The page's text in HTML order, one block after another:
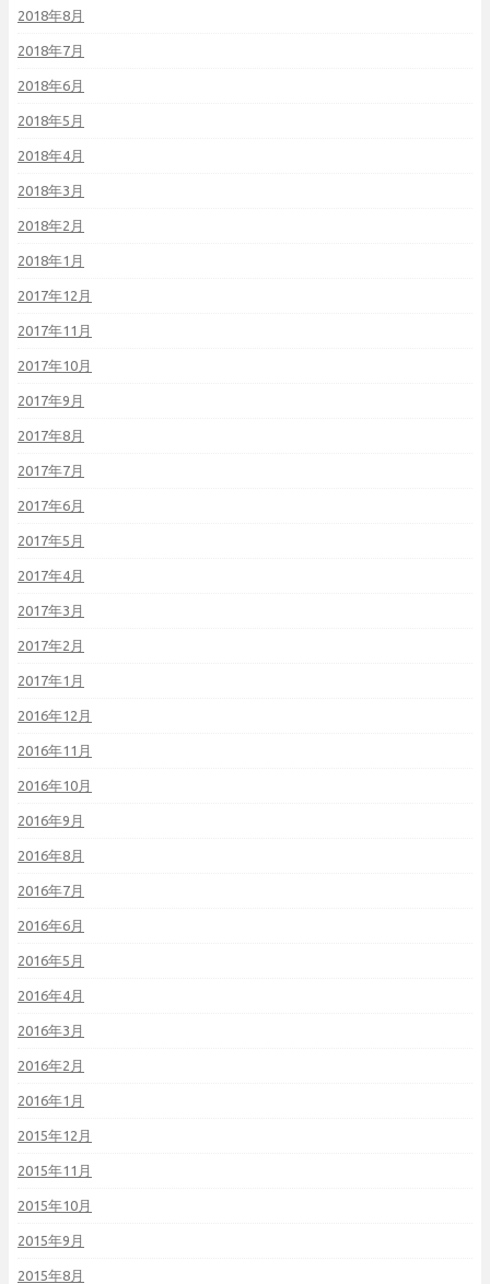
2018年8月
2018年7月
2018年6月
2018年5月
2018年4月
2018年3月
2018年2月
2018年1月
2017年12月
2017年11月
2017年10月
2017年9月
2017年8月
2017年7月
2017年6月
2017年5月
2017年4月
2017年3月
2017年2月
2017年1月
2016年12月
2016年11月
2016年10月
2016年9月
2016年8月
2016年7月
2016年6月
2016年5月
2016年4月
2016年3月
2016年2月
2016年1月
2015年12月
2015年11月
2015年10月
2015年9月
2015年8月